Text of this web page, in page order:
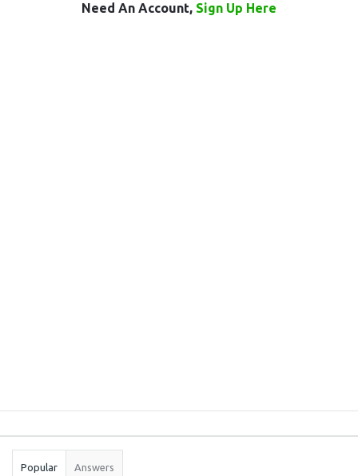
Need An Account, Sign Up Here
Stats
Popular Answers